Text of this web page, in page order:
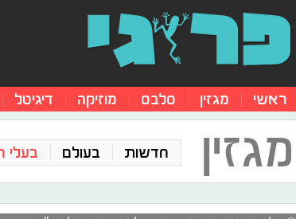
ראשי מגזין סלבס מוזיקה דיגיטל
מגזין חדשות בעולם בעלי